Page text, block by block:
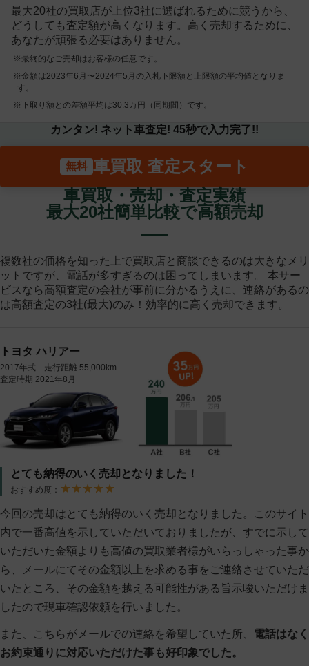
最大20社の買取店が上位3社に選ばれるために競うから、
どうしても査定額が高くなります。高く売却するために、
あなたが頑張る必要はありません。
※最終的なご売却はお客様の任意です。
※金額は2023年6月〜2024年5月の入札下限額と上限額の平均値となりま
す。
※下取り額との差額平均は30.3万円（同期間）です。
カンタン! ネット車査定! 45秒で入力完了!!
車買取 査定スタート
車買取・売却・査定実績
最大20社簡単比較で高額売却
複数社の価格を知った上で買取店と商談できるのは大きなメリ
ットですが、電話が多すぎるのは困ってしまいます。 本サー
ビスなら高額査定の会社が事前に分かるうえに、連絡があるの
は高額査定の3社(最大)のみ！効率的に高く売却できます。
トヨタ ハリアー
2017年式 走行距離 55,000km
査定時期 2021年8月
とても納得のいく売却となりました！
おすすめ度：
今回の売却はとても納得のいく売却となりました。このサイト
内で一番高値を示していただいておりましたが、すでに示して
いただいた金額よりも高値の買取業者様がいらっしゃった事か
ら、メールにてその金額以上を求める事をご連絡させていただ
いたところ、その金額を越える可能性がある旨示唆いただけま
したので現車確認依頼を行いました。
また、こちらがメールでの連絡を希望していた所、
電話はなく
お約束通りに対応いただけた事も好印象でした。